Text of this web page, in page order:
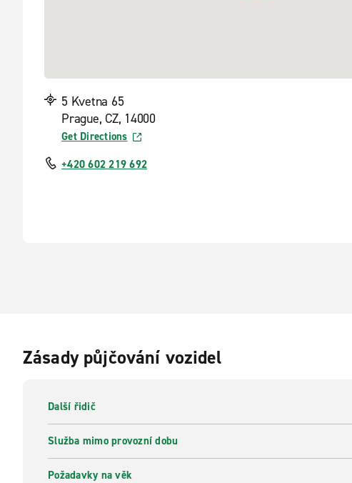
5 Kvetna 65
Prague, CZ, 14000
Get Directions
+420 602 219 692
Zásady půjčování vozidel
Další řidič
Služba mimo provozní dobu
Požadavky na věk